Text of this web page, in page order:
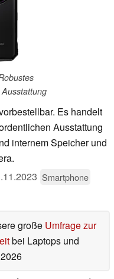
Es handelt
Ausstattung
internem Speicher und
Smartphone
große Umfrage zur
bei Laptops und